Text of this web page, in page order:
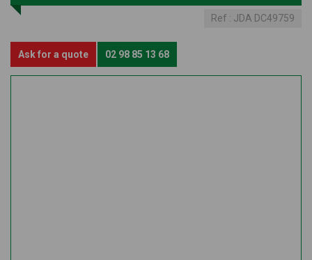
Ref : JDA DC49759
Ask for a quote 02 98 85 13 68